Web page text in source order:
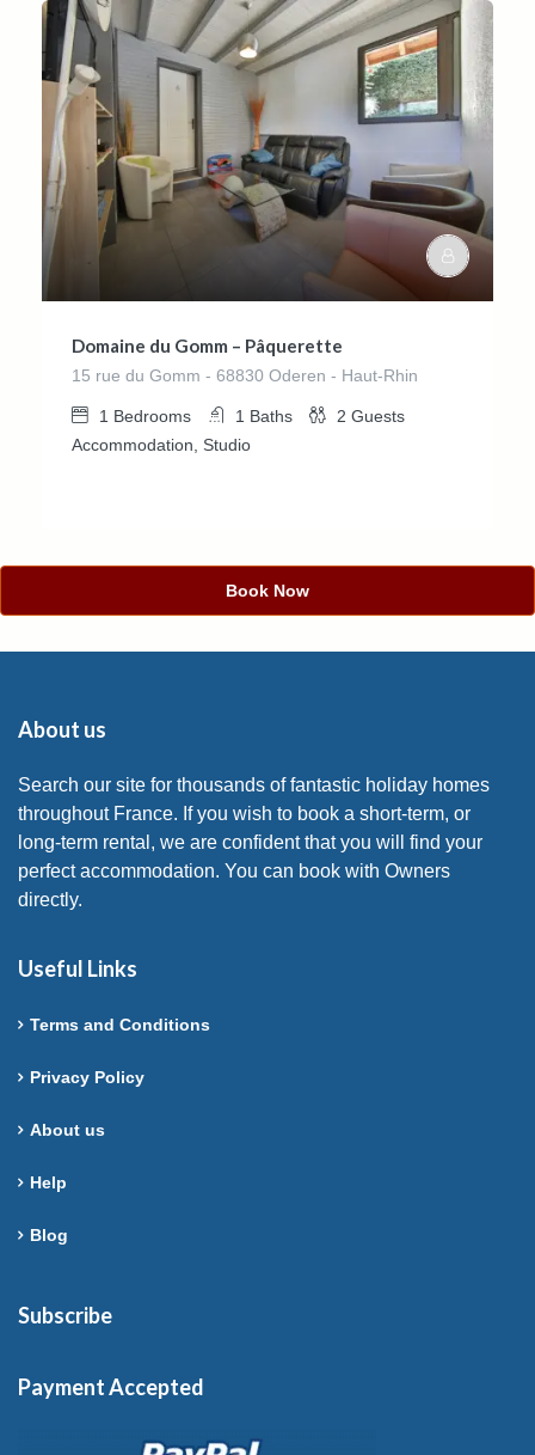
Domaine du Gomm – Pâquerette
15 rue du Gomm - 68830 Oderen - Haut-Rhin
1 Bedrooms 1 Baths 2 Guests
Accommodation, Studio
Book Now
About us
Search our site for thousands of fantastic holiday homes
throughout France. If you wish to book a short-term, or
long-term rental, we are confident that you will find your
perfect accommodation. You can book with Owners
directly.
Useful Links
Terms and Conditions
Privacy Policy
About us
Help
Blog
Subscribe
Payment Accepted